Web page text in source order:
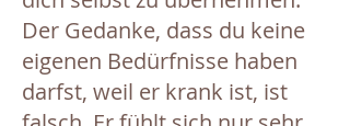
Der Gedanke, dass du keine
eigenen Bedürfnisse haben
darfst, weil er krank ist, ist